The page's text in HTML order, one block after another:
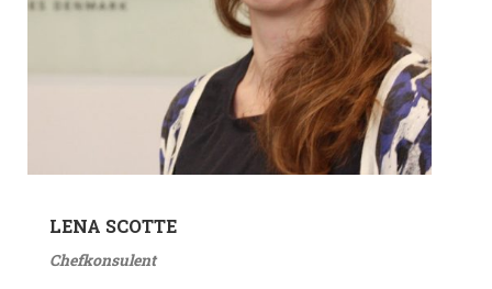
LENA SCOTTE
Chefkonsulent